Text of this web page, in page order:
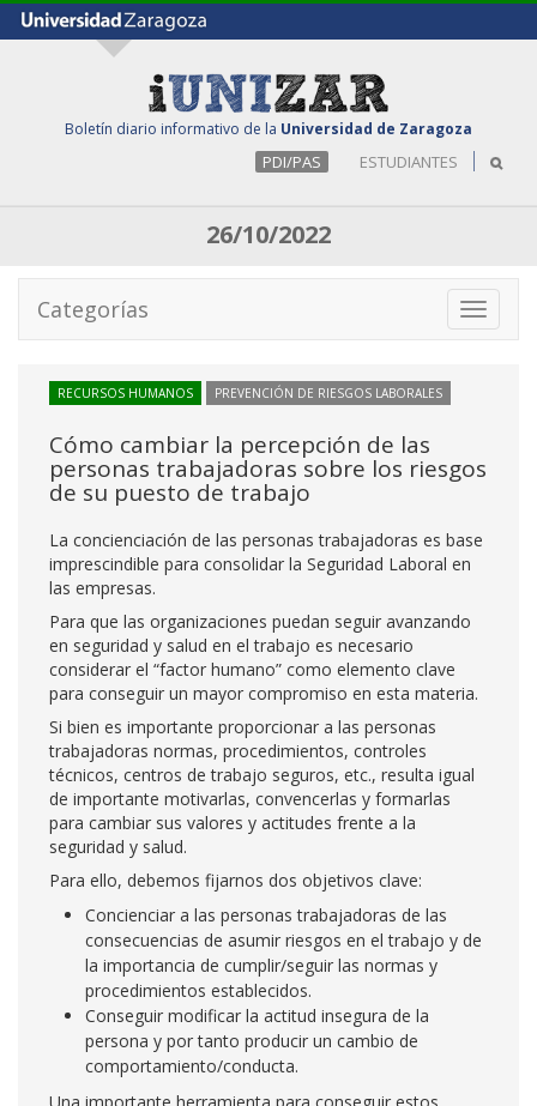
Boletín diario informativo de la Universidad de Zaragoza
PDI/PAS ESTUDIANTES
26/10/2022
Toggle
Categorías
RECURSOS HUMANOS PREVENCIÓN DE RIESGOS LABORALES
Cómo cambiar la percepción de las
personas trabajadoras sobre los riesgos
de su puesto de trabajo
La concienciación de las personas trabajadoras es base
imprescindible para consolidar la Seguridad Laboral en
las empresas.
Para que las organizaciones puedan seguir avanzando
en seguridad y salud en el trabajo es necesario
considerar el “factor humano” como elemento clave
para conseguir un mayor compromiso en esta materia.
Si bien es importante proporcionar a las personas
trabajadoras normas, procedimientos, controles
técnicos, centros de trabajo seguros, etc., resulta igual
de importante motivarlas, convencerlas y formarlas
para cambiar sus valores y actitudes frente a la
seguridad y salud.
Para ello, debemos fijarnos dos objetivos clave:
Concienciar a las personas trabajadoras de las
consecuencias de asumir riesgos en el trabajo y de
la importancia de cumplir/seguir las normas y
procedimientos establecidos.
Conseguir modificar la actitud insegura de la
persona y por tanto producir un cambio de
comportamiento/conducta.